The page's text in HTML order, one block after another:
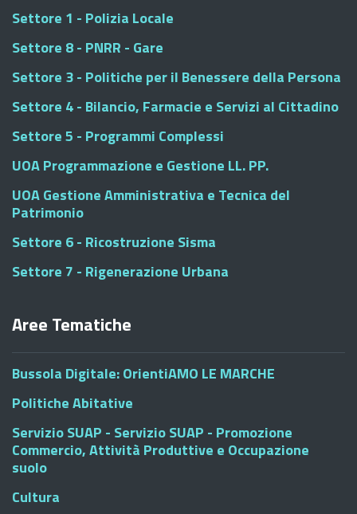
Settore 1 - Polizia Locale
Settore 8 - PNRR - Gare
Settore 3 - Politiche per il Benessere della Persona
Settore 4 - Bilancio, Farmacie e Servizi al Cittadino
Settore 5 - Programmi Complessi
UOA Programmazione e Gestione LL. PP.
UOA Gestione Amministrativa e Tecnica del
Patrimonio
Settore 6 - Ricostruzione Sisma
Settore 7 - Rigenerazione Urbana
Aree Tematiche
Bussola Digitale: OrientiAMO LE MARCHE
Politiche Abitative
Servizio SUAP - Servizio SUAP - Promozione
Commercio, Attività Produttive e Occupazione
suolo
Cultura